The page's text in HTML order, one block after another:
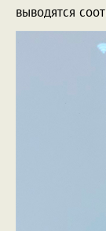
выводятся